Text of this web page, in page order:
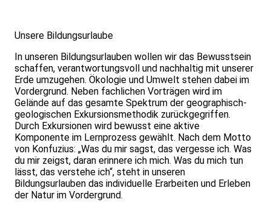
Unsere Bildungsurlaube
In unseren Bildungsurlauben wollen wir das Bewusstsein
schaffen, verantwortungsvoll und nachhaltig mit unserer
Erde umzugehen. Ökologie und Umwelt stehen dabei im
Vordergrund. Neben fachlichen Vorträgen wird im
Gelände auf das gesamte Spektrum der geographisch-
geologischen Exkursionsmethodik zurückgegriffen.
Durch Exkursionen wird bewusst eine aktive
Komponente im Lernprozess gewählt. Nach dem Motto
von Konfuzius: „Was du mir sagst, das vergesse ich. Was
du mir zeigst, daran erinnere ich mich. Was du mich tun
lässt, das verstehe ich“, steht in unseren
Bildungsurlauben das individuelle Erarbeiten und Erleben
der Natur im Vordergrund.